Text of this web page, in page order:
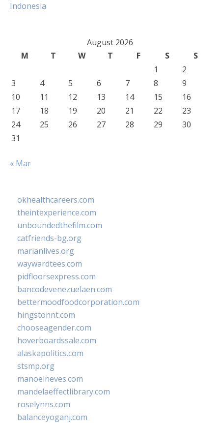
Indonesia
August 2026
M
T W T F S
S
1
2
3
4 5 6 7 8
9
10
11 12 13 14 15
16
17
18 19 20 21 22
23
24
25 26 27 28 29
30
31
« Mar
okhealthcareers.com
theintexperience.com
unboundedthefilm.com
catfriends-bg.org
marianlives.org
waywardtees.com
pidfloorsexpress.com
bancodevenezuelaen.com
bettermoodfoodcorporation.com
hingstonnt.com
chooseagender.com
hoverboardssale.com
alaskapolitics.com
stsmp.org
manoelneves.com
mandelaeffectlibrary.com
roselynns.com
balanceyoganj.com